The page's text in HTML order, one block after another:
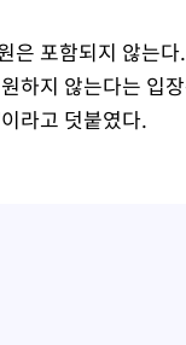
은 포함되지 않는
하지 않는다는 입
라고 덧붙였다.